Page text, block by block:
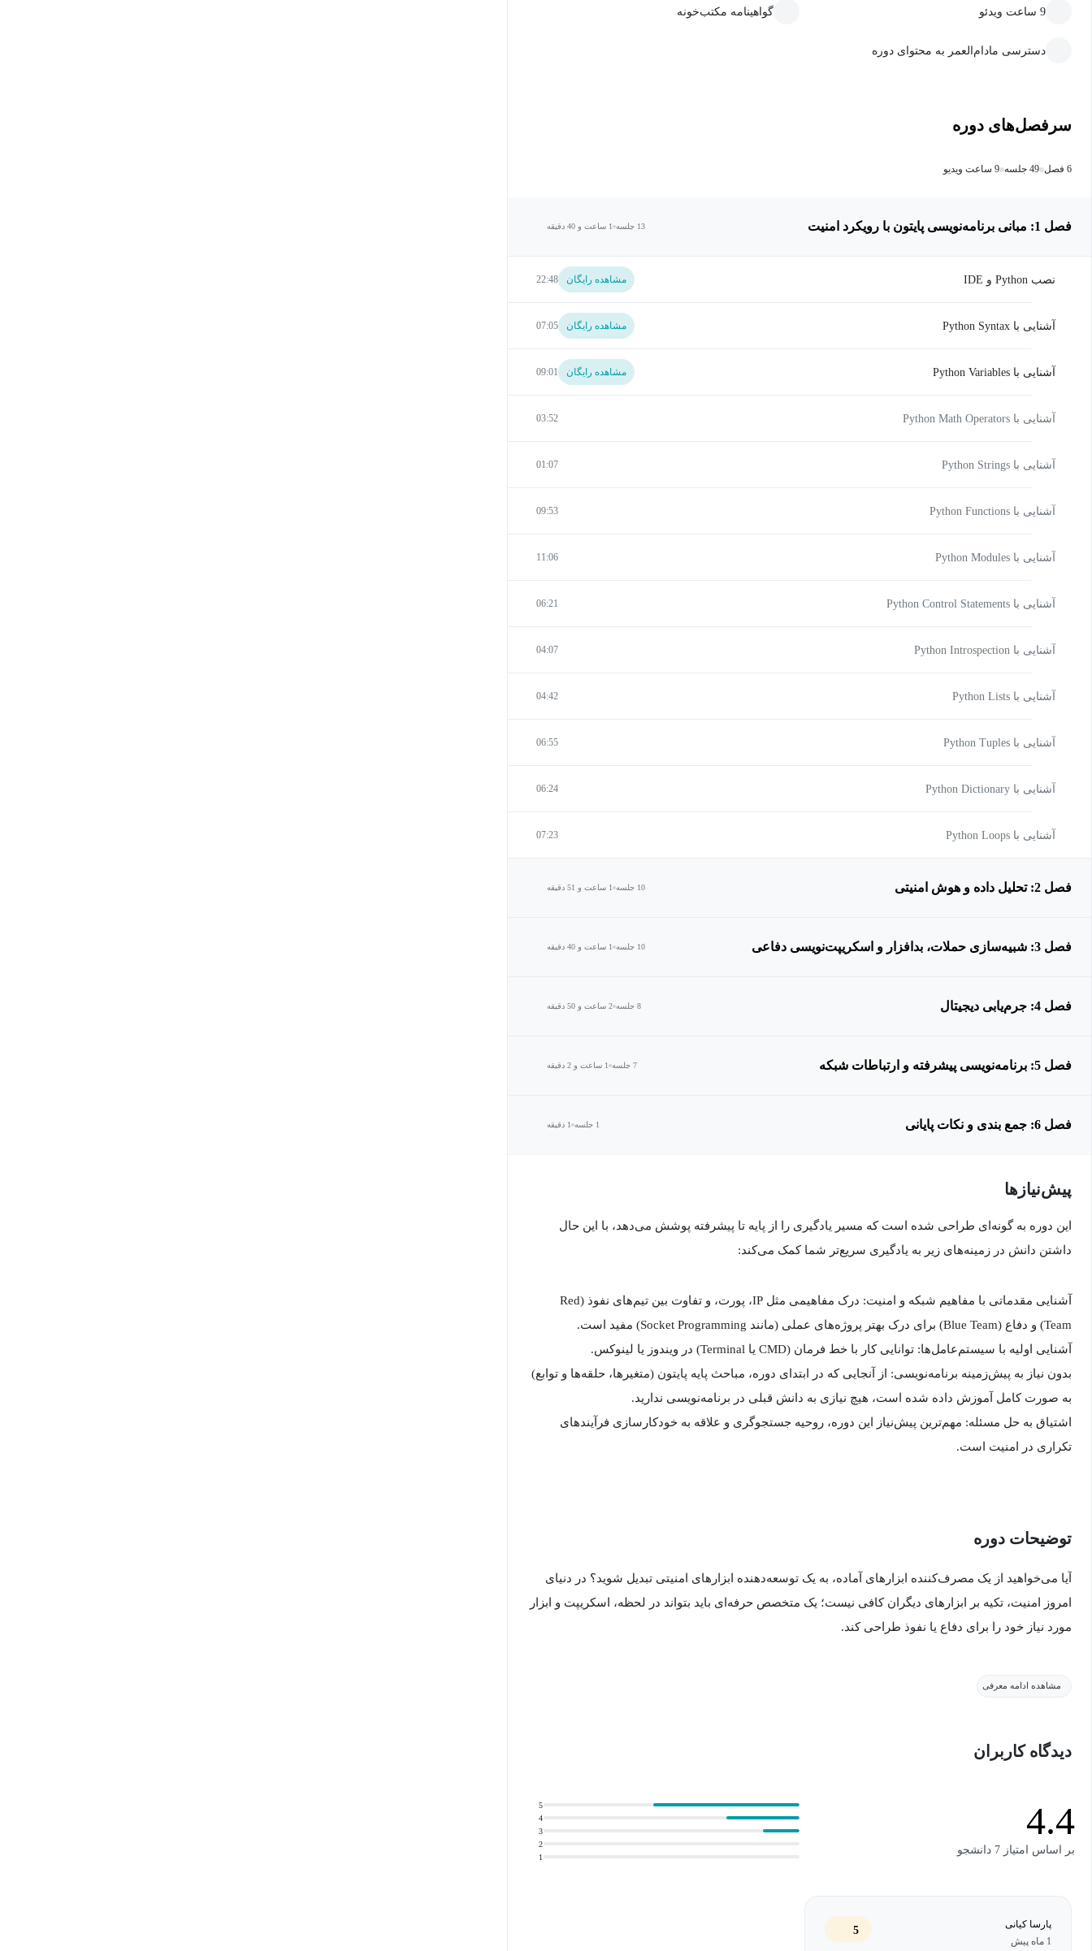
9 ساعت ویدئو گواهینامه مکتب‌خونه
دسترسی مادام‌العمر به محتوای دوره
سرفصل‌های دوره
6 فصل 49 جلسه 9 ساعت ویدیو
فصل 1: مبانی برنامه‌نویسی پایتون با رویکرد امنیت 13 جلسه 1 ساعت و 40 دقیقه
نصب Python و IDE مشاهده رایگان 22:48
آشنایی با Python Syntax مشاهده رایگان 07:05
آشنایی با Python Variables مشاهده رایگان 09:01
آشنایی با Python Math Operators 03:52
آشنایی با Python Strings 01:07
آشنایی با Python Functions 09:53
آشنایی با Python Modules 11:06
آشنایی با Python Control Statements 06:21
آشنایی با Python Introspection 04:07
آشنایی با Python Lists 04:42
آشنایی با Python Tuples 06:55
آشنایی با Python Dictionary 06:24
آشنایی با Python Loops 07:23
فصل 2: تحلیل داده و هوش امنیتی 10 جلسه 1 ساعت و 51 دقیقه
فصل 3: شبیه‌سازی حملات، بدافزار و اسکریپت‌نویسی دفاعی 10 جلسه 1 ساعت و 40 دقیقه
فصل 4: جرم‌یابی دیجیتال 8 جلسه 2 ساعت و 50 دقیقه
فصل 5: برنامه‌نویسی پیشرفته و ارتباطات شبکه 7 جلسه 1 ساعت و 2 دقیقه
فصل 6: جمع بندی و نکات پایانی 1 جلسه 1 دقیقه
پیش‌نیاز‌ها
این دوره به گونه‌ای طراحی شده است که مسیر یادگیری را از پایه تا پیشرفته پوشش می‌دهد، با این حال
داشتن دانش در زمینه‌های زیر به یادگیری سریع‌تر شما کمک می‌کند:
آشنایی مقدماتی با مفاهیم شبکه و امنیت: درک مفاهیمی مثل IP، پورت، و تفاوت بین تیم‌های نفوذ (Red
Team) و دفاع (Blue Team) برای درک بهتر پروژه‌های عملی (مانند Socket Programming) مفید است.
آشنایی اولیه با سیستم‌عامل‌ها: توانایی کار با خط فرمان (CMD یا Terminal) در ویندوز یا لینوکس.
بدون نیاز به پیش‌زمینه برنامه‌نویسی: از آنجایی که در ابتدای دوره، مباحث پایه پایتون (متغیرها، حلقه‌ها و توابع)
به صورت کامل آموزش داده شده است، هیچ نیازی به دانش قبلی در برنامه‌نویسی ندارید.
اشتیاق به حل مسئله: مهم‌ترین پیش‌نیاز این دوره، روحیه جستجوگری و علاقه به خودکارسازی فرآیندهای
تکراری در امنیت است.
توضیحات دوره
آیا می‌خواهید از یک مصرف‌کننده ابزارهای آماده، به یک توسعه‌دهنده ابزارهای امنیتی تبدیل شوید؟ در دنیای
امروز امنیت، تکیه بر ابزارهای دیگران کافی نیست؛ یک متخصص حرفه‌ای باید بتواند در لحظه، اسکریپت و ابزار
مورد نیاز خود را برای دفاع یا نفوذ طراحی کند.
جرم‌یابی دیجیتال (Forensics): استخراج داده از تصاویر، تحلیل دیتابیس و کار با ابزارهای حرفه‌ای مثل
FTK.
مشاهده ادامه معرفی
دیدگاه کاربران
4.4
بر اساس امتیاز 7 دانشجو
1
2
3
4
5
پارسا کیانی
1 ماه پیش
5